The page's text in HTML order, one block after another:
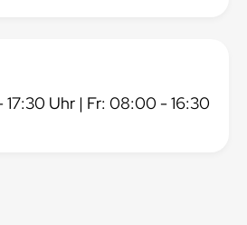
Uhr | Fr: 08:00 - 16:30